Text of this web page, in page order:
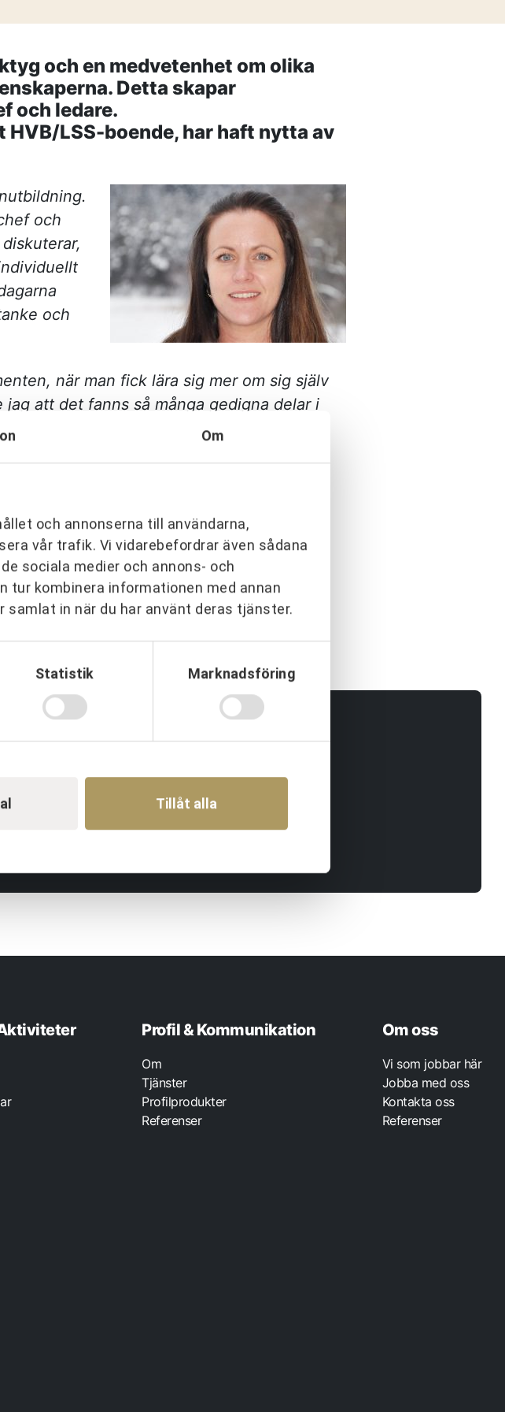
Om
och annonserna till användarna,
vår trafik. Vi vidarebefordrar även sådana
sociala medier och annons- och
tur kombinera informationen med annan
in när du har använt deras tjänster.
Statistik Marknadsföring
Tillåt alla
i produktion
KONTAKT
Drottninggatan 6
541 31 Skövde
0500-48 14 44
info@urkraft.com
och en medvetenhet om olika
Detta skapar
och ledare.
LSS-boende, har haft nytta av
och
och
när man fick lära sig mer om sig själv
att det fanns så många gedigna delar i
till vardagen. Den individuella
märks att URKRAFT har stor erfarenhet
rekommendera chef- och
Här finns mycket att lära, både som
hela Sverige.
Profil & Kommunikation
Om
Tjänster
Profilprodukter
Referenser
Om oss
Vi som jobbar här
Jobba med oss
Kontakta oss
Referenser